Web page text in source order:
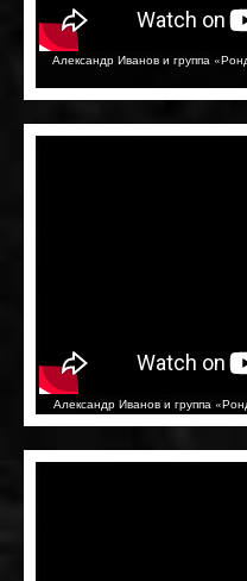
Александр Иванов и группа
Александр Иванов и группа